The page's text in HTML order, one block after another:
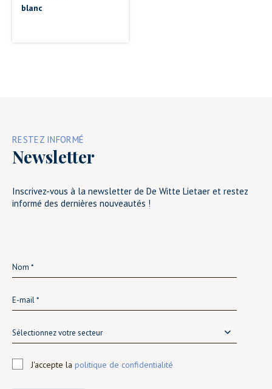
blanc
RESTEZ INFORMÉ
Newsletter
Inscrivez-vous à la newsletter de De Witte Lietaer et restez
informé des dernières nouveautés !
Sélectionnez votre secteur
J'accepte la politique de confidentialité